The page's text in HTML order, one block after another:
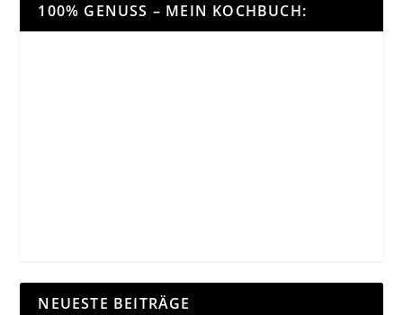
100% GENUSS – MEIN KOCHBUCH:
NEUESTE BEITRÄGE